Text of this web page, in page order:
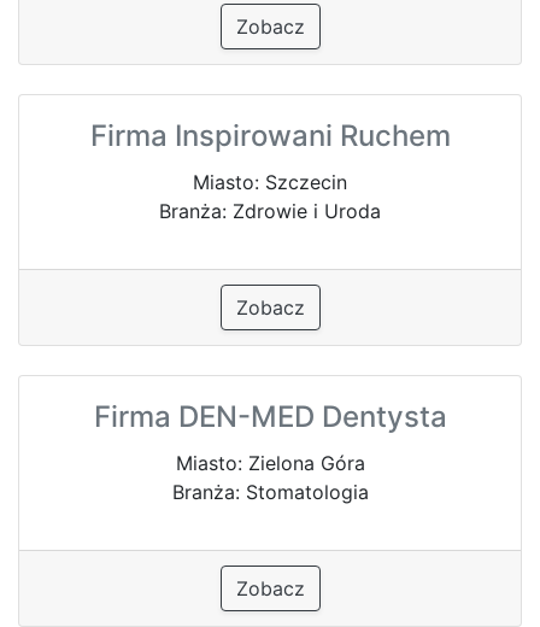
Zobacz
Firma Inspirowani Ruchem
Miasto: Szczecin
Branża: Zdrowie i Uroda
Zobacz
Firma DEN-MED Dentysta
Miasto: Zielona Góra
Branża: Stomatologia
Zobacz